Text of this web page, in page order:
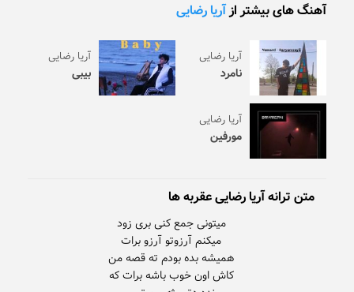
آهنگ های بیشتر ازآریا رضایی
آریا رضایی
نامرد
آریا رضایی
بیبی
آریا رضایی
مورفین
متن ترانه آریا رضایی عقربه ها